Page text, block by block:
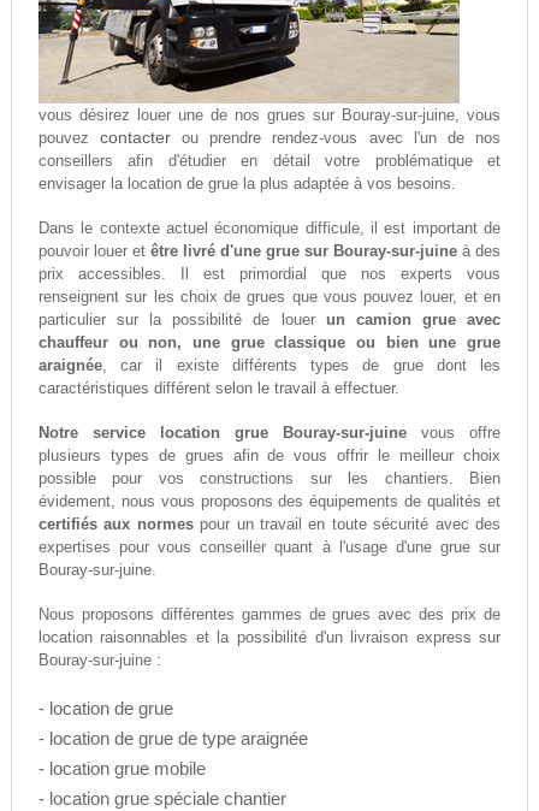
vous désirez louer une de nos grues sur Bouray-sur-juine, vous
pouvezcontacter ou prendre rendez-vous avec l'un de nos
conseillers afin d'étudier en détail votre problématique et
envisager la location de grue la plus adaptée à vos besoins.
Dans le contexte actuel économique difficule, il est important de
pouvoir louer et être livré d'une grue sur Bouray-sur-juine à des
prix accessibles. Il est primordial que nos experts vous
renseignent sur les choix de grues que vous pouvez louer, et en
particulier sur la possibilité de louer un camion grue avec
chauffeur ou non, une grue classique ou bien une grue
araignée, car il existe différents types de grue dont les
caractéristiques différent selon le travail à effectuer.
Notre service location grue Bouray-sur-juine vous offre
plusieurs types de grues afin de vous offrir le meilleur choix
possible pour vos constructions sur les chantiers. Bien
évidement, nous vous proposons des équipements de qualités et
certifiés aux normespour un travail en toute sécurité avec des
expertises pour vous conseiller quant à l'usage d'une grue sur
Bouray-sur-juine.
Nous proposons différentes gammes de grues avec des prix de
location raisonnables et la possibilité d'un livraison express sur
Bouray-sur-juine :
- location de grue
- location de grue de type araignée
- location grue mobile
- location grue spéciale chantier